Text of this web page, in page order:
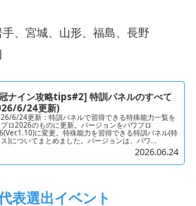
、宮城、山形、福島、長野
ナイン攻略tips#2] 特訓パネルのすべて
6/24更新)
6/24更新：特訓パネルで習得できる特殊能力一覧を
ロ2026のものに更新。バージョンをパワプロ
に変更。特殊能力を習得できる特訓パネル(特
)についてまとめました。バージョンは、パワ...
2026.06.24
表選出イベント